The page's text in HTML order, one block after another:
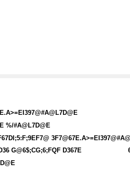
%/#A@L7D@E
G@6$;CG;6;FQF D367E